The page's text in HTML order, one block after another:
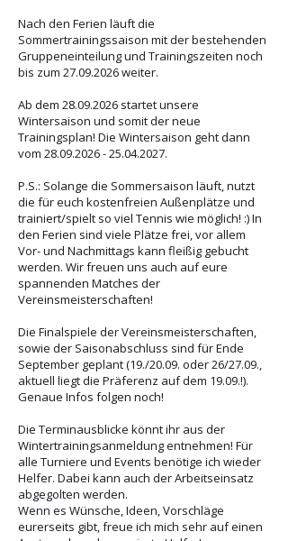
Nach den Ferien läuft die
Sommertrainingssaison mit der bestehenden
Gruppeneinteilung und Trainingszeiten noch
bis zum 27.09.2026weiter.
Ab dem 28.09.2026 startet unsere
Wintersaison und somit der neue
Trainingsplan! Die Wintersaison geht dann
vom 28.09.2026 - 25.04.2027.
P.S.: Solange die Sommersaison läuft, nutzt
die für euch kostenfreien Außenplätze und
trainiert/spielt so viel Tennis wie möglich! :) In
den Ferien sind viele Plätze frei, vor allem
Vor- und Nachmittags kann fleißig gebucht
werden. Wir freuen uns auch auf eure
spannenden Matches der
Vereinsmeisterschaften!
Die Finalspiele der Vereinsmeisterschaften,
sowie der Saisonabschluss sind für Ende
September geplant (19./20.09. oder 26/27.09.,
aktuell liegt die Präferenz auf dem 19.09.!).
Genaue Infos folgen noch!
Die Terminausblicke könnt ihr aus der
Wintertrainingsanmeldung entnehmen! Für
alle Turniere und Events benötige ich wieder
Helfer. Dabei kann auch der Arbeitseinsatz
abgegolten werden.
Wenn es Wünsche, Ideen, Vorschläge
eurerseits gibt, freue ich mich sehr auf einen